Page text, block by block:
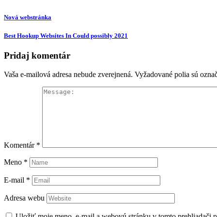
Nová webstránka
Best Hookup Websites In Could possibly 2021
Pridaj komentár
Vaša e-mailová adresa nebude zverejnená. Vyžadované polia sú
Komentár *
Meno *
E-mail *
Adresa webu